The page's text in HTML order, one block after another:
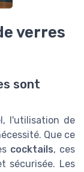
verres
sont
l'utilisation de
Que ce
cocktails, ces
sécurisée. Les